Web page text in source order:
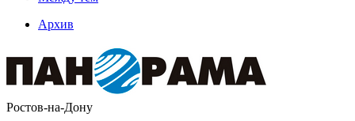
Архив
Ростов-на-Дону